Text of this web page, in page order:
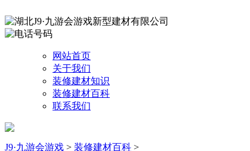
网站首页
关于我们
装修建材知识
装修建材百科
联系我们
J9·九游会游戏 > 装修建材百科 >